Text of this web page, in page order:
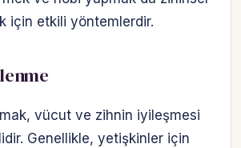
için etkili yöntemlerdir.
vücut ve zihnin iyileşmesi
Genellikle, yetişkinler için